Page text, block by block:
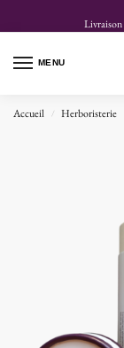
MENU
Accueil / Herboristerie